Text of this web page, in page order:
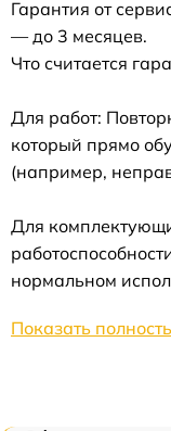
Гарантия от
— до 3 месяцев.
Что считается
Для работ:
который прямо
(например,
Для
нормальном
Показать